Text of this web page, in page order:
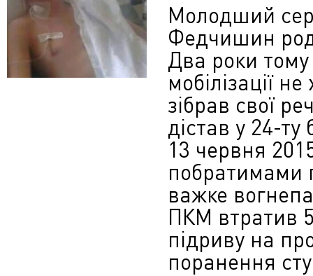
Молодший
Федчишин
Два роки тому
мобілізації
зібрав свої
дістав у 24-
13 червня
побратимами
важке
ПКМ втратив
підриву на
поранення